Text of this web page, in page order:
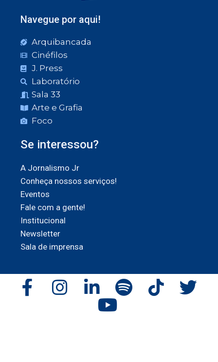
Navegue por aqui!
Arquibancada
Cinéfilos
J. Press
Laboratório
Sala 33
Arte e Grafia
Foco
Se interessou?
A Jornalismo Jr
Conheça nossos serviços!
Eventos
Fale com a gente!
Institucional
Newsletter
Sala de imprensa